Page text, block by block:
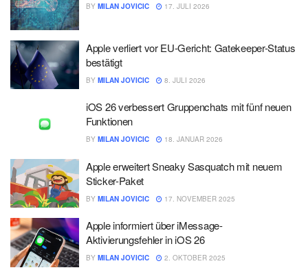
BY MILAN JOVICIC 17. JULI 2026
Apple verliert vor EU-Gericht: Gatekeeper-Status
bestätigt
BY MILAN JOVICIC 8. JULI 2026
iOS 26 verbessert Gruppenchats mit fünf neuen
Funktionen
BY MILAN JOVICIC 18. JANUAR 2026
Apple erweitert Sneaky Sasquatch mit neuem
Sticker-Paket
BY MILAN JOVICIC 17. NOVEMBER 2025
Apple informiert über iMessage-
Aktivierungsfehler in iOS 26
BY MILAN JOVICIC 2. OKTOBER 2025